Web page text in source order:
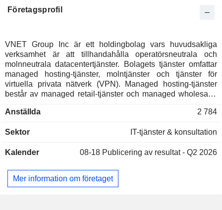
Brasilien
0,06 %
Israel
0,03 %
Japan
0,03 %
Sverige
0,01 %
Sydkorea
0,01 %
Företagsprofil
VNET Group Inc är ett holdingbolag vars huvudsakliga
verksamhet är att tillhandahålla operatörsneutrala och
molnneutrala datacentertjänster. Bolagets tjänster omfattar
managed hosting-tjänster, molntjänster och tjänster för
virtuella privata nätverk (VPN). Managed hosting-tjänster
består av managed retail-tjänster och managed wholesale-
sina applikationer över Internet med hjälp av IT-
kundernas privata nätverk genom att upprätta säkra och
bedriver huvudsakligen sin verksamhet på den inhemska
Anställda 2 784
Sektor IT-tjänster & konsultation
Kalender 08-18 Publicering av resultat - Q2 2026
Mer information om företaget